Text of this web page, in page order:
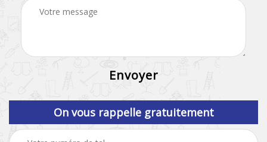
On vous rappelle gratuitement